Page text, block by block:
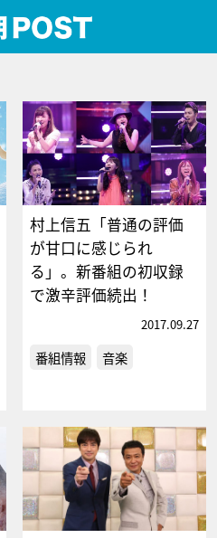
村上信五「普通の評価
が甘口に感じられ
る」。新番組の初収録
で激辛評価続出！
2017.09.27
番組情報 音楽